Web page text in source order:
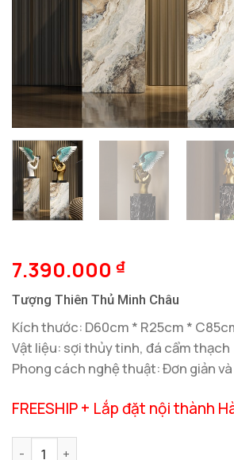
7.390.000 ₫
Tượng Thiên Thủ Minh Châu
Kích thước: D60cm * R25cm *
Vật liệu: sợi thủy tinh, đá cẩm thạch
Phong cách nghệ thuật: Đơn giản
FREESHIP + Lắp đặt nội thành
Tượng Thiên Thủ Minh Châu số lượng